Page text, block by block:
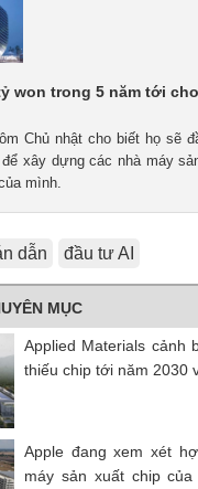
won trong 5 năm tới
Chủ nhật cho biết họ sẽ
xây dựng các nhà máy
mình.
dẫn đầu tư AI
MỤC
Applied Materials cảnh
thiếu chip tới năm 2030
Apple đang xem xét
máy sản xuất chip